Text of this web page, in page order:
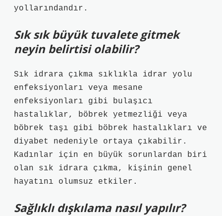
yollarındandır.
Sık sık büyük tuvalete gitmek
neyin belirtisi olabilir?
Sık idrara çıkma sıklıkla idrar yolu
enfeksiyonları veya mesane
enfeksiyonları gibi bulaşıcı
hastalıklar, böbrek yetmezliği veya
böbrek taşı gibi böbrek hastalıkları ve
diyabet nedeniyle ortaya çıkabilir.
Kadınlar için en büyük sorunlardan biri
olan sık idrara çıkma, kişinin genel
hayatını olumsuz etkiler.
Sağlıklı dışkılama nasıl yapılır?